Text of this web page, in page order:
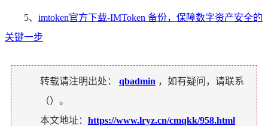
5、 imtoken官方下载-IMToken 备份，保障数字资产安全的
关键一步
转载请注明出处： qbadmin ，如有疑问，请联系
（）。
本文地址： https://www.lryz.cn/cmqkk/958.html